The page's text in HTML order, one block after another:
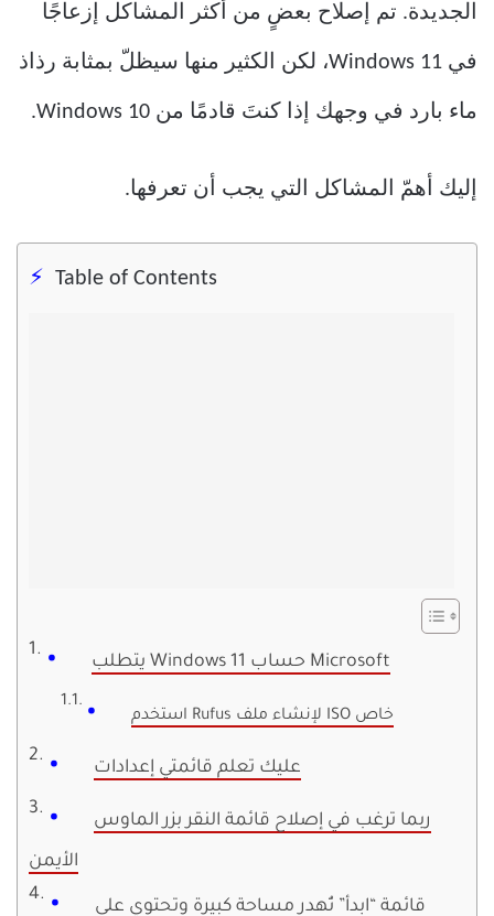
الجديدة. تم إصلاح بعضٍ من أكثر المشاكل إزعاجًا
في Windows 11، لكن الكثير منها سيظلّ بمثابة رذاذ
ماء بارد في وجهك إذا كنتَ قادمًا من Windows 10.
إليك أهمّ المشاكل التي يجب أن تعرفها.
Table of Contents
يتطلب Windows 11 حساب Microsoft
استخدم Rufus لإنشاء ملف ISO خاص
عليك تعلم قائمتي إعدادات
ربما ترغب في إصلاح قائمة النقر بزر الماوس
الأيمن
قائمة “ابدأ” تُهدر مساحة كبيرة وتحتوي على